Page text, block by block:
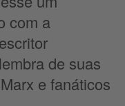
com a
de suas
e fanáticos